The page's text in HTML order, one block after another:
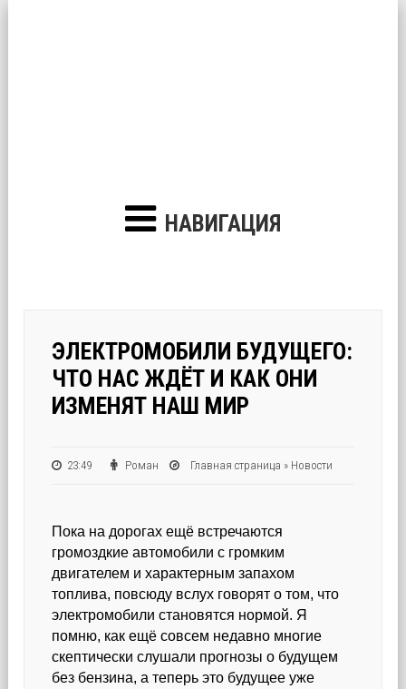
НАВИГАЦИЯ
ЭЛЕКТРОМОБИЛИ БУДУЩЕГО:
ЧТО НАС ЖДЁТ И КАК ОНИ
ИЗМЕНЯТ НАШ МИР
23:49 Роман Главная страница » Новости
Пока на дорогах ещё встречаются
громоздкие автомобили с громким
двигателем и характерным запахом
топлива, повсюду вслух говорят о том, что
электромобили становятся нормой. Я
помню, как ещё совсем недавно многие
скептически слушали прогнозы о будущем
без бензина, а теперь это будущее уже